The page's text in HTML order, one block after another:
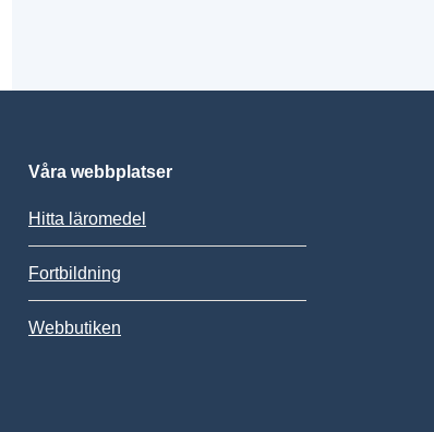
Våra webbplatser
Hitta läromedel
Fortbildning
Webbutiken